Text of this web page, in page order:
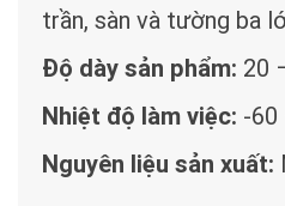
trần, sàn và tường ba
Độ dày sản phẩm: 20
Nhiệt độ làm việc: -60
Nguyên liệu sản xuất: